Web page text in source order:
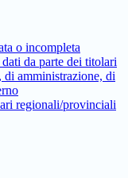
o incompleta
da parte dei titolari
amministrazione, di
regionali/provinciali